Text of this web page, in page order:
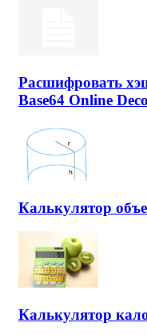
Расшифровать
Base64 Online
Калькулятор
Калькулятор